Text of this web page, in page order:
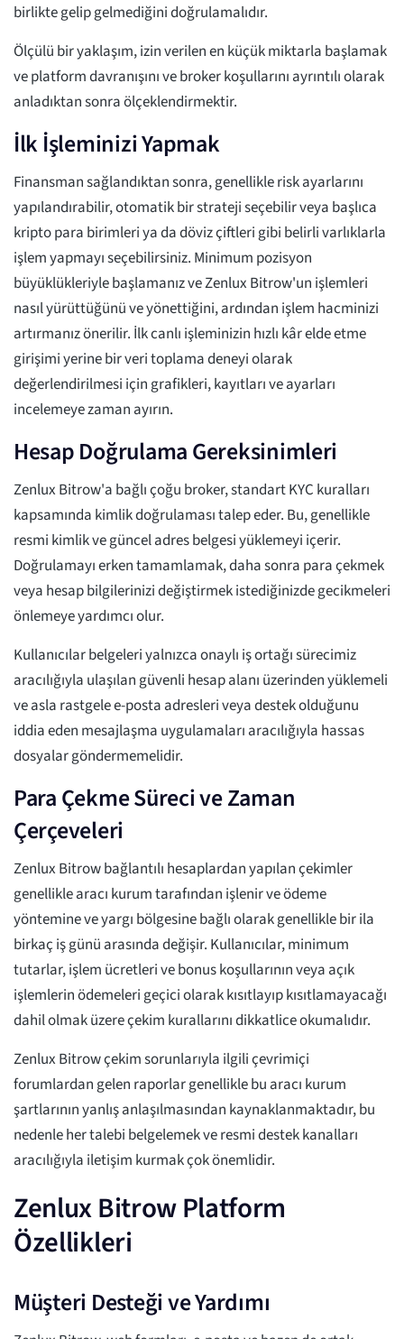
birlikte gelip gelmediğini doğrulamalıdır.
Ölçülü bir yaklaşım, izin verilen en küçük miktarla başlamak
ve platform davranışını ve broker koşullarını ayrıntılı olarak
anladıktan sonra ölçeklendirmektir.
İlk İşleminizi Yapmak
Finansman sağlandıktan sonra, genellikle risk ayarlarını
yapılandırabilir, otomatik bir strateji seçebilir veya başlıca
kripto para birimleri ya da döviz çiftleri gibi belirli varlıklarla
işlem yapmayı seçebilirsiniz. Minimum pozisyon
büyüklükleriyle başlamanız ve Zenlux Bitrow'un işlemleri
nasıl yürüttüğünü ve yönettiğini, ardından işlem hacminizi
artırmanız önerilir. İlk canlı işleminizin hızlı kâr elde etme
girişimi yerine bir veri toplama deneyi olarak
değerlendirilmesi için grafikleri, kayıtları ve ayarları
incelemeye zaman ayırın.
Hesap Doğrulama Gereksinimleri
Zenlux Bitrow'a bağlı çoğu broker, standart KYC kuralları
kapsamında kimlik doğrulaması talep eder. Bu, genellikle
resmi kimlik ve güncel adres belgesi yüklemeyi içerir.
Doğrulamayı erken tamamlamak, daha sonra para çekmek
veya hesap bilgilerinizi değiştirmek istediğinizde gecikmeleri
önlemeye yardımcı olur.
Kullanıcılar belgeleri yalnızca onaylı iş ortağı sürecimiz
aracılığıyla ulaşılan güvenli hesap alanı üzerinden yüklemeli
ve asla rastgele e-posta adresleri veya destek olduğunu
iddia eden mesajlaşma uygulamaları aracılığıyla hassas
dosyalar göndermemelidir.
Para Çekme Süreci ve Zaman
Çerçeveleri
Zenlux Bitrow bağlantılı hesaplardan yapılan çekimler
genellikle aracı kurum tarafından işlenir ve ödeme
yöntemine ve yargı bölgesine bağlı olarak genellikle bir ila
birkaç iş günü arasında değişir. Kullanıcılar, minimum
tutarlar, işlem ücretleri ve bonus koşullarının veya açık
işlemlerin ödemeleri geçici olarak kısıtlayıp kısıtlamayacağı
dahil olmak üzere çekim kurallarını dikkatlice okumalıdır.
Zenlux Bitrow çekim sorunlarıyla ilgili çevrimiçi
forumlardan gelen raporlar genellikle bu aracı kurum
şartlarının yanlış anlaşılmasından kaynaklanmaktadır, bu
nedenle her talebi belgelemek ve resmi destek kanalları
aracılığıyla iletişim kurmak çok önemlidir.
Zenlux Bitrow Platform
Özellikleri
Müşteri Desteği ve Yardımı